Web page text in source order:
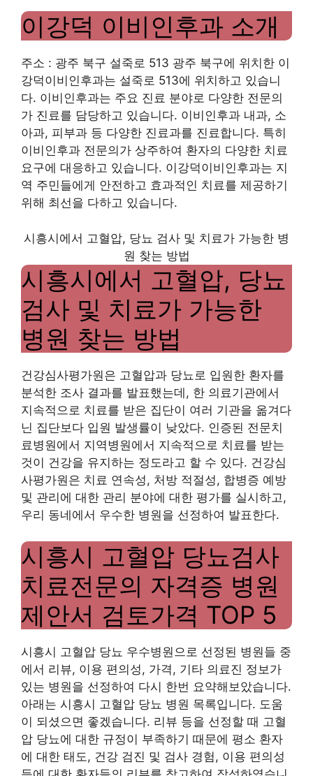
이강덕 이비인후과 소개
주소 : 광주 북구 설죽로 513 광주 북구에 위치한 이
강덕이비인후과는 설죽로 513에 위치하고 있습니
다. 이비인후과는 주요 진료 분야로 다양한 전문의
가 진료를 담당하고 있습니다. 이비인후과 내과, 소
아과, 피부과 등 다양한 진료과를 진료합니다. 특히
이비인후과 전문의가 상주하여 환자의 다양한 치료
요구에 대응하고 있습니다. 이강덕이비인후과는 지
역 주민들에게 안전하고 효과적인 치료를 제공하기
위해 최선을 다하고 있습니다.
시흥시에서 고혈압, 당뇨 검사 및 치료가 가능한 병
원 찾는 방법
시흥시에서 고혈압, 당뇨
검사 및 치료가 가능한
병원 찾는 방법
건강심사평가원은 고혈압과 당뇨로 입원한 환자를
분석한 조사 결과를 발표했는데, 한 의료기관에서
지속적으로 치료를 받은 집단이 여러 기관을 옮겨다
닌 집단보다 입원 발생률이 낮았다. 인증된 전문치
료병원에서 지역병원에서 지속적으로 치료를 받는
것이 건강을 유지하는 정도라고 할 수 있다. 건강심
사평가원은 치료 연속성, 처방 적절성, 합병증 예방
및 관리에 대한 관리 분야에 대한 평가를 실시하고,
우리 동네에서 우수한 병원을 선정하여 발표한다.
시흥시 고혈압 당뇨검사
치료전문의 자격증 병원
제안서 검토가격 TOP 5
시흥시 고혈압 당뇨 우수병원으로 선정된 병원들 중
에서 리뷰, 이용 편의성, 가격, 기타 의료진 정보가
있는 병원을 선정하여 다시 한번 요약해보았습니다.
아래는 시흥시 고혈압 당뇨 병원 목록입니다. 도움
이 되셨으면 좋겠습니다. 리뷰 등을 선정할 때 고혈
압 당뇨에 대한 규정이 부족하기 때문에 평소 환자
에 대한 태도, 건강 검진 및 검사 경험, 이용 편의성